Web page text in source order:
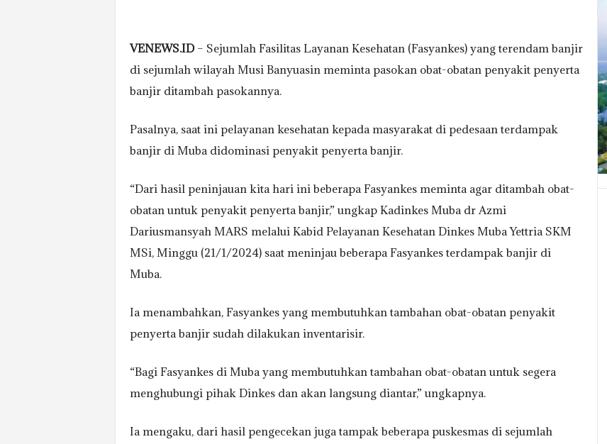
VENEWS.ID – Sejumlah Fasilitas Layanan Kesehatan (Fasyankes) yang terendam banjir
di sejumlah wilayah Musi Banyuasin meminta pasokan obat-obatan penyakit penyerta
banjir ditambah pasokannya.
Pasalnya, saat ini pelayanan kesehatan kepada masyarakat di pedesaan terdampak
banjir di Muba didominasi penyakit penyerta banjir.
“Dari hasil peninjauan kita hari ini beberapa Fasyankes meminta agar ditambah obat-
obatan untuk penyakit penyerta banjir,” ungkap Kadinkes Muba dr Azmi
Dariusmansyah MARS melalui Kabid Pelayanan Kesehatan Dinkes Muba Yettria SKM
MSi, Minggu (21/1/2024) saat meninjau beberapa Fasyankes terdampak banjir di
Muba.
Ia menambahkan, Fasyankes yang membutuhkan tambahan obat-obatan penyakit
penyerta banjir sudah dilakukan inventarisir.
“Bagi Fasyankes di Muba yang membutuhkan tambahan obat-obatan untuk segera
menghubungi pihak Dinkes dan akan langsung diantar,” ungkapnya.
Ia mengaku, dari hasil pengecekan juga tampak beberapa puskesmas di sejumlah